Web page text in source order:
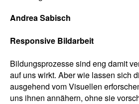
Andrea Sabisch
Responsive Bildarbeit
Bildungsprozesse sind eng damit
auf uns wirkt. Aber wie lassen sich
ausgehend vom Visuellen
uns ihnen annähern, ohne sie